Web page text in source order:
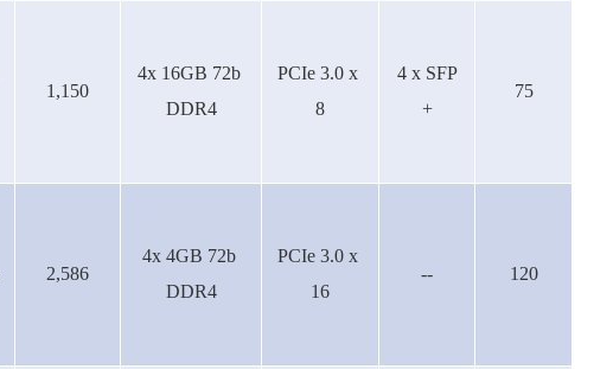
1,150
4x 16GB 72b
DDR4
PCIe 3.0 x
8
4 x SFP
+
75
2,586
4x 4GB 72b
DDR4
PCIe 3.0 x
16
-- 120